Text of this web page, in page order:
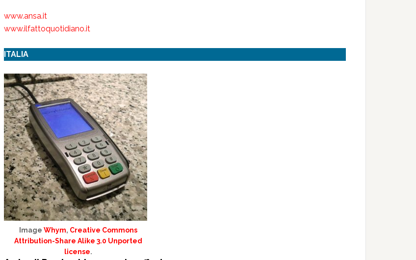
www.ansa.it
www.ilfattoquotidiano.it
ITALIA
Image Whym, Creative Commons
Attribution-Share Alike 3.0 Unported
license.